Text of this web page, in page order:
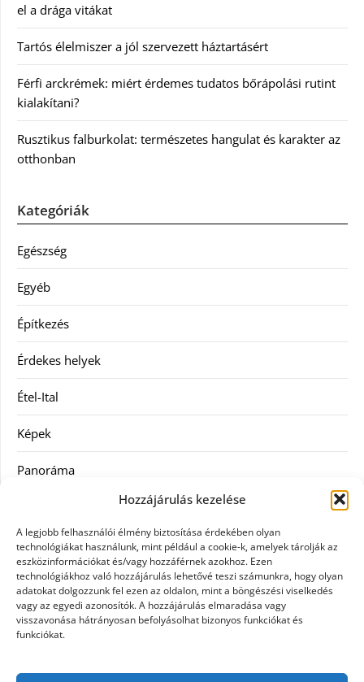
Hozzájárulás kezelése
A legjobb felhasználói élmény biztosítása érdekében olyan
technológiákat használunk, mint például a cookie-k, amelyek tárolják az
eszközinformációkat és/vagy hozzáférnek azokhoz. Ezen
technológiákhoz való hozzájárulás lehetővé teszi számunkra, hogy olyan
adatokat dolgozzunk fel ezen az oldalon, mint a böngészési viselkedés
vagy az egyedi azonosítók. A hozzájárulás elmaradása vagy
visszavonása hátrányosan befolyásolhat bizonyos funkciókat és
funkciókat.
el a drága vitákat
Tartós élelmiszer a jól szervezett háztartásért
Férfi arckrémek: miért érdemes tudatos bőrápolási rutint
kialakítani?
Rusztikus falburkolat: természetes hangulat és karakter az
otthonban
Kategóriák
Egészség
Egyéb
Építkezés
Érdekes helyek
Étel-Ital
Képek
Panoráma
Szolgáltatás
Vásárlás
Webáruházak